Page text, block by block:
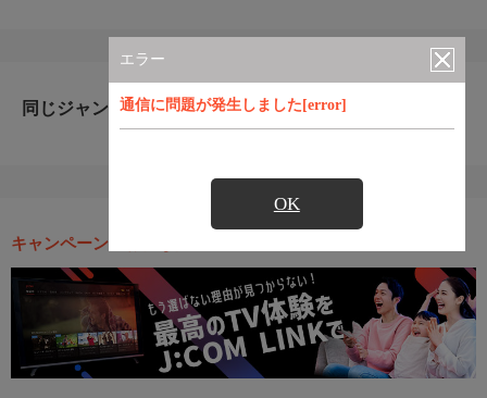
エラー
通信に問題が発生しました[error]
OK
同じジャンルのおすすめ番組
キャンペーン・お得な情報